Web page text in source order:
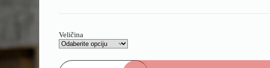
Veličina